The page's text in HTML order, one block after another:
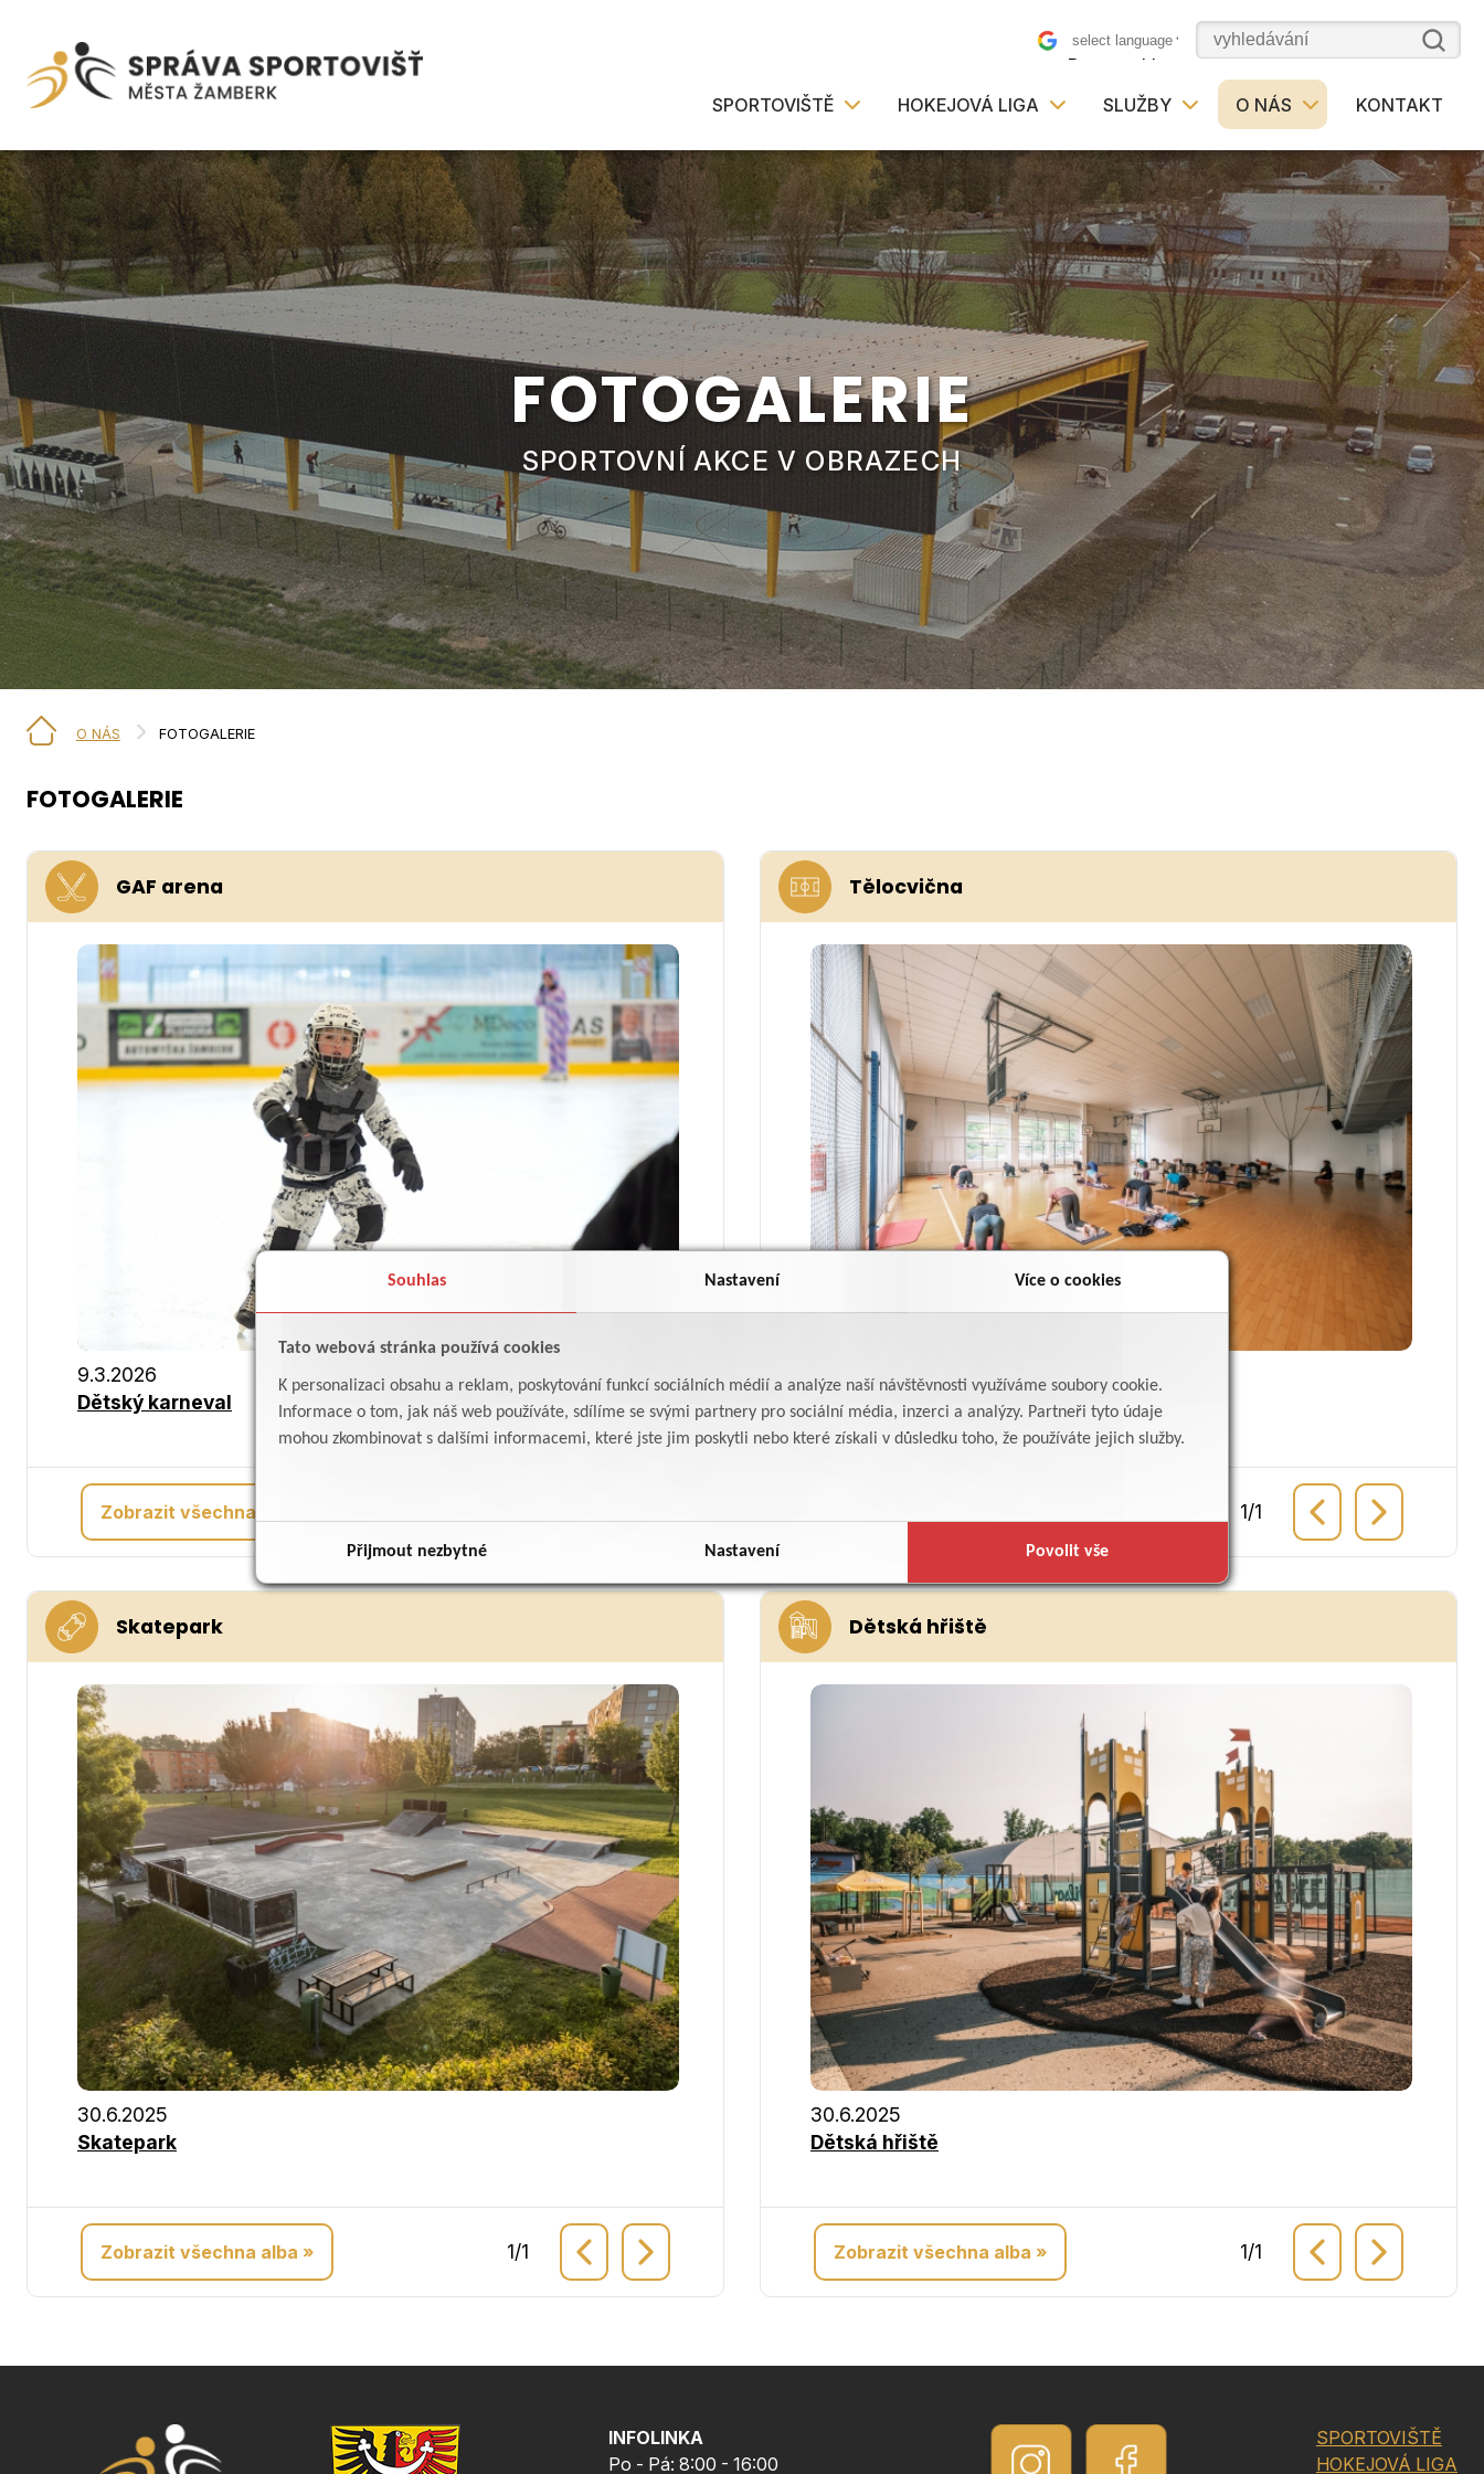
Souhlas Nastavení Více o cookies
Tato webová stránka používá cookies
K personalizaci obsahu a reklam, poskytování funkcí sociálních médií a analýze naší návštěvnosti využíváme soubory cookie.
Informace o tom, jak náš web používáte, sdílíme se svými partnery pro sociální média, inzerci a analýzy. Partneři tyto údaje
mohou zkombinovat s dalšími informacemi, které jste jim poskytli nebo které získali v důsledku toho, že používáte jejich služby.
Přijmout nezbytné Nastavení Povolit vše
Powered by
SPORTOVIŠTĚ HOKEJOVÁ LIGA SLUŽBY O NÁS KONTAKT
FOTOGALERIE
SPORTOVNÍ AKCE V OBRAZECH
O NÁS FOTOGALERIE
FOTOGALERIE
GAF arena
9.3.2026
Dětský karneval
Zobrazit všechna alba »
Tělocvična
30.6.2025
Tělocvična u Žirafy
1/1
Skatepark
30.6.2025
Skatepark
Zobrazit všechna alba » 1/1
Dětská hřiště
30.6.2025
Dětská hřiště
Zobrazit všechna alba » 1/1
INFOLINKA
Po - Pá: 8:00 - 16:00
SPORTOVIŠTĚ
HOKEJOVÁ LIGA